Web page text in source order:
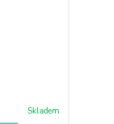
Skladem